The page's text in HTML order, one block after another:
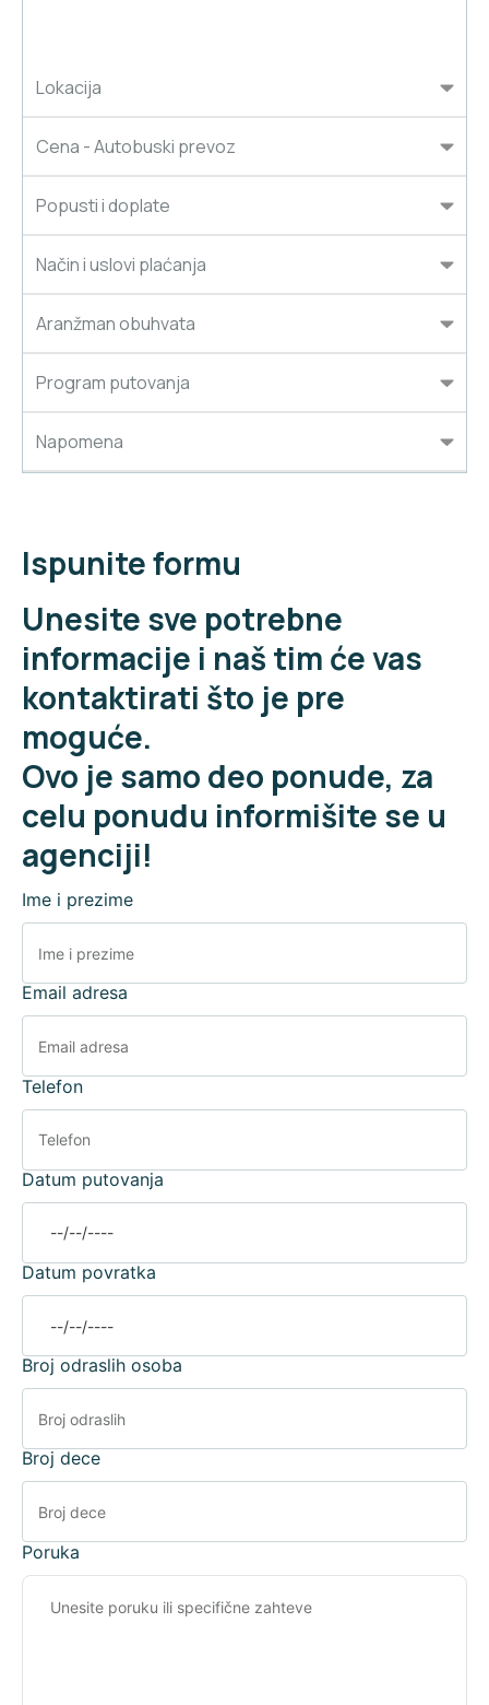
Lokacija
Cena - Autobuski prevoz
Popusti i doplate
Način i uslovi plaćanja
Aranžman obuhvata
Program putovanja
Napomena
Ispunite formu
Unesite sve potrebne
informacije i naš tim će vas
kontaktirati što je pre
moguće.
Ovo je samo deo ponude, za
celu ponudu informišite se u
agenciji!
Ime i prezime
Email adresa
Telefon
Datum putovanja
Datum povratka
Broj odraslih osoba
Broj dece
Poruka